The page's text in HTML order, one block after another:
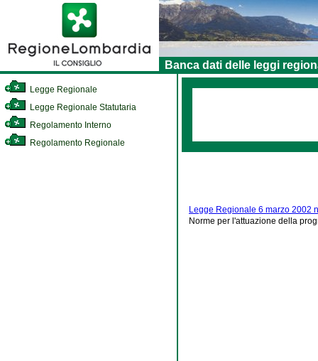
Banca dati delle leggi
Legge Regionale
Legge Regionale Statutaria
Regolamento Interno
Regolamento Regionale
Legge Regionale 6 marzo 2002
Norme per l'attuazione della